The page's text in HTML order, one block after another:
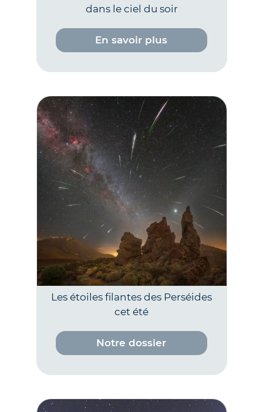
dans le ciel du soir
En savoir plus
Les étoiles filantes des Perséides
cet été
Notre dossier